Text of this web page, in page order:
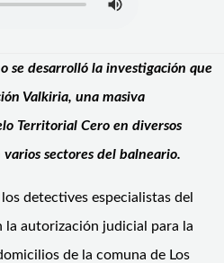
se desarrolló la investigación que
Valkiria, una masiva
Territorial Cero en diversos
sectores del balneario.
detectives especialistas del
autorización judicial para la
de la comuna de Los